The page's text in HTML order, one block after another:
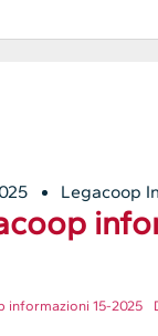
Legacoop
informazioni 15-2025